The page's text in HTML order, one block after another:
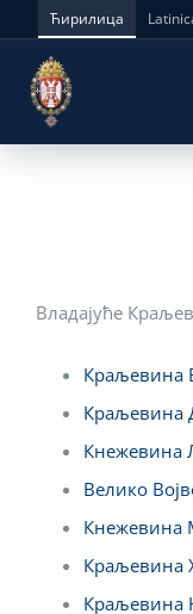
content
Ћирилица
Владајуће
Краљевина
Краљевина
Кнежевина
Велико
Кнежевина
Краљевина
Краљевина